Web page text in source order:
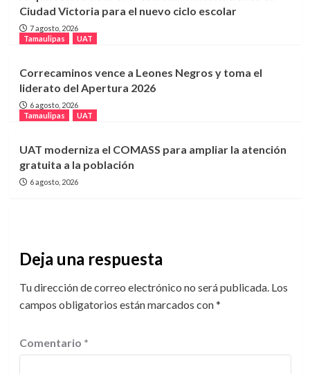
Ciudad Victoria para el nuevo ciclo escolar
7 agosto, 2026
Tamaulipas
UAT
Correcaminos vence a Leones Negros y toma el
liderato del Apertura 2026
6 agosto, 2026
Tamaulipas
UAT
UAT moderniza el COMASS para ampliar la atención
gratuita a la población
6 agosto, 2026
Deja una respuesta
Tu dirección de correo electrónico no será publicada. Los
campos obligatorios están marcados con*
Comentario *